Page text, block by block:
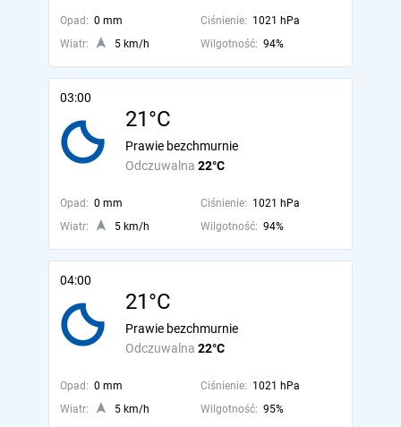
Opad: 0 mm Ciśnienie: 1021 hPa
Wiatr:
5 km/h Wilgotność: 94%
03:00
21°C
Odczuwalna 22°C
Prawie bezchmurnie
Opad: 0 mm Ciśnienie: 1021 hPa
Wiatr:
5 km/h Wilgotność: 94%
04:00
21°C
Odczuwalna 22°C
Prawie bezchmurnie
Opad: 0 mm Ciśnienie: 1021 hPa
Wiatr:
5 km/h Wilgotność: 95%